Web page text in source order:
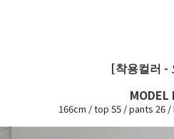
[착용컬러 -
MODEL
166cm / top 55 / pants 26